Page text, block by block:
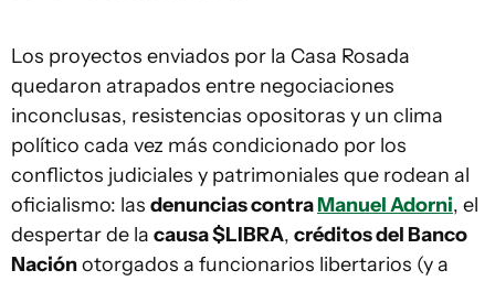
Los proyectos enviados por la Casa Rosada
quedaron atrapados entre negociaciones
inconclusas, resistencias opositoras y un clima
político cada vez más condicionado por los
conflictos judiciales y patrimoniales que rodean al
oficialismo: las denuncias contraManuel Adorni, el
despertar de la causa $LIBRA, créditos del Banco
Naciónotorgados a funcionarios libertarios (y a